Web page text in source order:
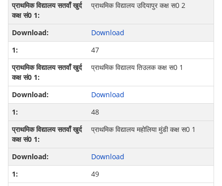
प्राथमिक विद्यालय उदियापुर कक्ष स0 2
Download
47
प्राथमिक विद्यालय तिउलक कक्ष स0 1
Download
48
प्राथमिक विद्यालय महोलिया मुंडी कक्ष स0 1
Download
49